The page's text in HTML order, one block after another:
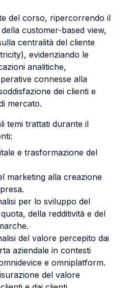
del corso, ripercorrendo il
customer-based view,
centralità del cliente
evidenziando le
analitiche,
connesse alla
dei clienti e
mercato.
temi trattati durante il
e trasformazione del
marketing alla creazione
per lo sviluppo del
della redditività e del
del valore percepito dai
aziendale in contesti
e omniplatform.
del valore